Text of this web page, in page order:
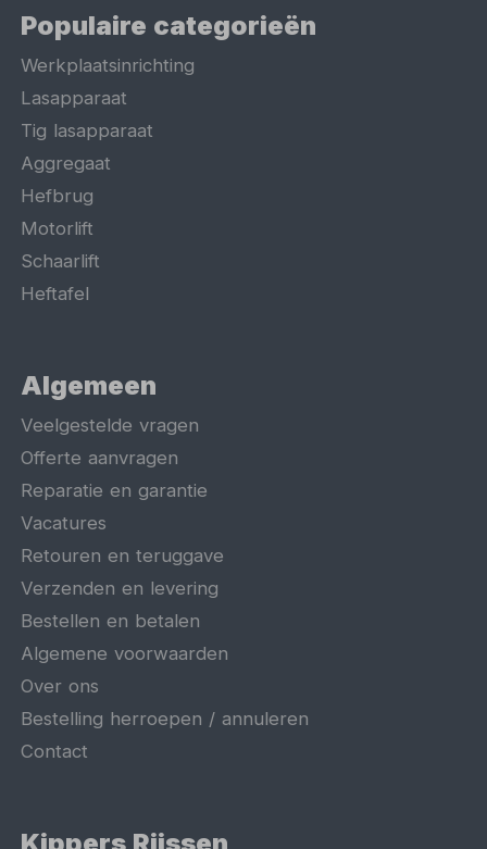
Populaire categorieën
Werkplaatsinrichting
Lasapparaat
Tig lasapparaat
Aggregaat
Hefbrug
Motorlift
Schaarlift
Heftafel
Algemeen
Veelgestelde vragen
Offerte aanvragen
Reparatie en garantie
Vacatures
Retouren en teruggave
Verzenden en levering
Bestellen en betalen
Algemene voorwaarden
Over ons
Bestelling herroepen / annuleren
Contact